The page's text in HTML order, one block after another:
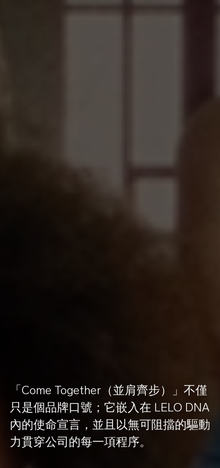
「Come Together（並肩齊步）」不僅
只是個品牌口號；它嵌入在 LELO DNA
內的使命宣言，並且以無可阻擋的驅動
力貫穿公司的每一項程序。